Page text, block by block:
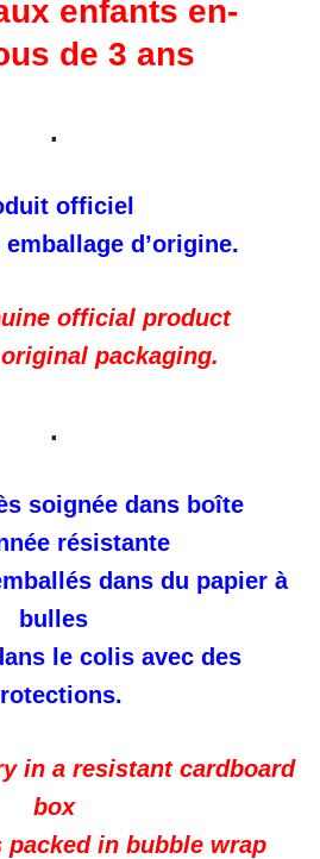
enfants en-
de 3 ans
.
officiel
d’origine.
official product
packaging.
.
soignée dans boîte
résistante
dans du papier à
bulles
le colis avec des
in a resistant cardboard
box
in bubble wrap